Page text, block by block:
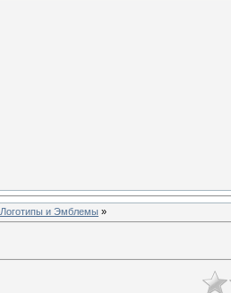
Логотипы и Эмблемы »